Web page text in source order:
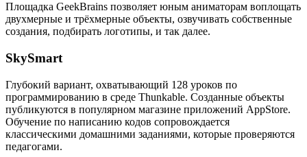
Площадка GeekBrains позволяет юным аниматорам воплощать
двухмерные и трёхмерные объекты, озвучивать собственные
создания, подбирать логотипы, и так далее.
SkySmart
Глубокий вариант, охватывающий 128 уроков по
программированию в среде Thunkable. Созданные объекты
публикуются в популярном магазине приложений AppStore.
Обучение по написанию кодов сопровождается
классическими домашними заданиями, которые проверяются
педагогами.